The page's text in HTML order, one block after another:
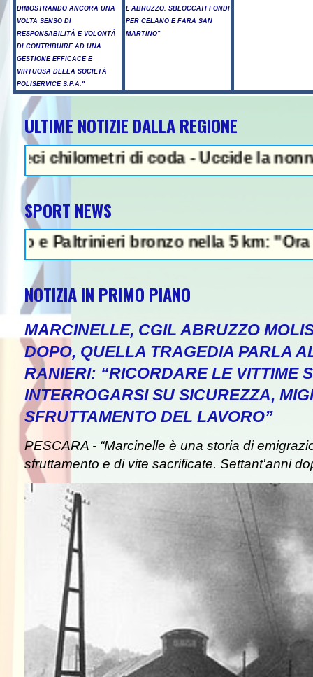
DIMOSTRANDO ANCORA UNA
VOLTA SENSO DI
RESPONSABILITÀ E VOLONTÀ
DI CONTRIBUIRE AD UNA
GESTIONE EFFICACE E
VIRTUOSA DELLA SOCIETÀ
POLISERVICE S.P.A."
L'ABRUZZO. SBLOCCATI FONDI
PER CELANO E FARA SAN
MARTINO"
ULTIME NOTIZIE DALLA REGIONE
di coda - Uccide la nonna a
SPORT NEWS
bronzo nella 5 km: "Ora ci
NOTIZIA IN PRIMO PIANO
MARCINELLE, CGIL ABRUZZO
DOPO, QUELLA TRAGEDIA PARLA
RANIERI: “RICORDARE LE VITTIME
INTERROGARSI SU SICUREZZA,
SFRUTTAMENTO DEL LAVORO”
PESCARA - “Marcinelle è una storia di
sfruttamento e di vite sacrificate. Settant'anni
NEWS IN EVIDENZA -